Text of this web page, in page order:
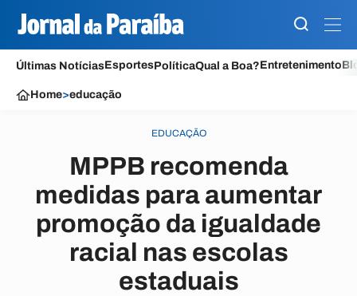
Últimas NotíciasEsportesPolíticaQual a Boa?Entretenimento
Home>educação
EDUCAÇÃO
MPPB recomenda
medidas para aumentar
promoção da igualdade
racial nas escolas
estaduais